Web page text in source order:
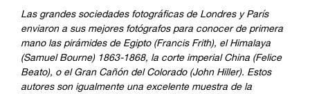
Las grandes sociedades fotográficas de Londres y París
enviaron a sus mejores fotógrafos para conocer de primera
mano las pirámides de Egipto (Francis Frith), el Himalaya
(Samuel Bourne) 1863-1868, la corte imperial China (Felice
Beato), o el Gran Cañón del Colorado (John Hiller). Estos
autores son igualmente una excelente muestra de la